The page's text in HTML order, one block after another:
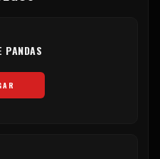
PANDAS